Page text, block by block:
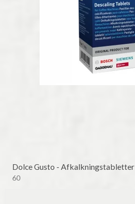
Dolce Gusto - Afkalkningstabletter
60